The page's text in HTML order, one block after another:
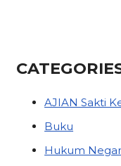
AJIAN Sakti
Buku
Hukum